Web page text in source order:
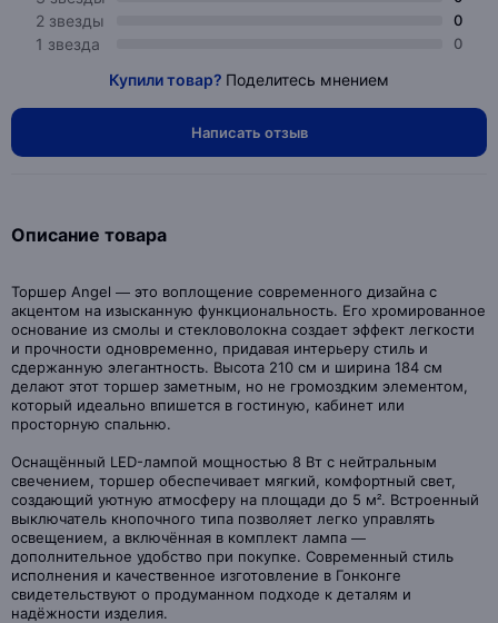
2 звезды 0
1 звезда 0
Купили товар? Поделитесь мнением
Написать отзыв
Описание товара
Торшер Angel — это воплощение современного дизайна с
акцентом на изысканную функциональность. Его хромированное
основание из смолы и стекловолокна создает эффект легкости
и прочности одновременно, придавая интерьеру стиль и
сдержанную элегантность. Высота 210 см и ширина 184 см
делают этот торшер заметным, но не громоздким элементом,
который идеально впишется в гостиную, кабинет или
просторную спальню.
Оснащённый LED-лампой мощностью 8 Вт с нейтральным
свечением, торшер обеспечивает мягкий, комфортный свет,
создающий уютную атмосферу на площади до 5 м². Встроенный
выключатель кнопочного типа позволяет легко управлять
освещением, а включённая в комплект лампа —
дополнительное удобство при покупке. Современный стиль
исполнения и качественное изготовление в Гонконге
свидетельствуют о продуманном подходе к деталям и
надёжности изделия.